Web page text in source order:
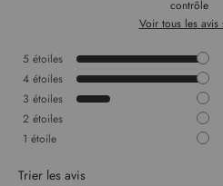
contrôle
Voir tous les avis
5 étoiles
4 étoiles
3 étoiles
2 étoiles
1 étoile
Trier les avis